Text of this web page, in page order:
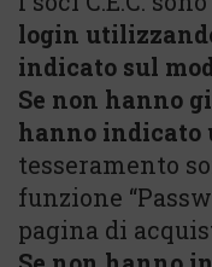
login
indicato sul
Se non hanno
hanno indicato
tesseramento
funzione
pagina di